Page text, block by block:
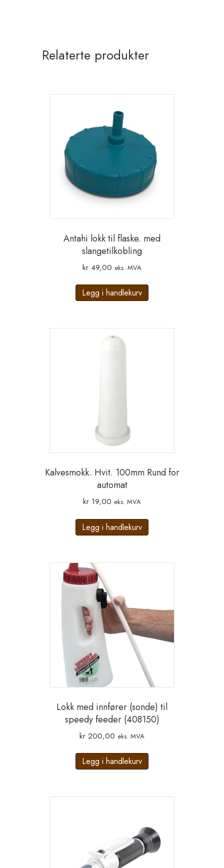
Relaterte produkter
Antahi lokk til flaske. med
slangetilkobling
kr 49,00 eks. MVA
Legg i handlekurv
Kalvesmokk. Hvit. 100mm Rund for
automat
kr 19,00 eks. MVA
Legg i handlekurv
Lokk med innfører (sonde) til
speedy feeder (408150)
kr 200,00 eks. MVA
Legg i handlekurv